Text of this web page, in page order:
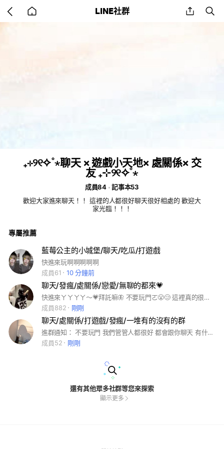
back LINE社群 share
₊⊹୨୧✧˚⋆聊天 × 遊戲小天地× 處關係× 交
友 ₊⊹୨୧✧˚⋆
成員84
記事本53
歡迎大家進來聊天！！ 這裡的人都很好聊天很好相處的 歡迎大
家光臨！！！
專屬推薦
藍莓公主的小城堡/聊天/吃瓜/打遊戲
快進來玩啊啊啊啊啊
成員61
10 分鐘前
聊天/發瘋/處關係/戀愛/無聊的都來💗
快進來ㄚㄚㄚㄚ～💗拜託嘛🦋 不要玩門ㄛ😤😢 這裡真的很缺人💦💤 進來的可以當管管🌷還能處關係🤍 也能和總管混熟、加哀居🍧 真的就差你/妳一個ㄌ❕就進來看看嘛👀 #帥割妹紙 #帥哥美女 #聊天 #處關係 #發瘋 #潛水 #戀愛 #無聊的都來 #第五人格 #傳說對決 #蛋仔派對 #王者榮耀 #可拿素材 #福利多多 #可當管 #進來的我全罩 #申請問題要填完整才會放人 #抄襲仔一律公淦 #星座 #未滿10歲請不要來 #哀居 #抖音 #唱歌 #葛格紫嘖
成員882
剛剛
聊天/處關係/打遊戲/發瘋/一堆有的沒有的群
進群通知： 不要玩門 我們管管人都很好 都會跟你聊天 有什麼事都可以進來說 想說什麼說什麼 但記得還是要注意分寸喔❤️❤️ 啊我們這群很少人 幫我邀一些人進來 愛你們❤️❤️❤️❤️ #巴拉巴拉小魔仙
成員52
剛剛
還有其他眾多社群等您來探索
顯示更多